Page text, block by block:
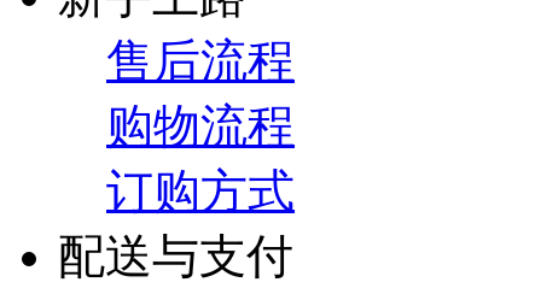
售后流程
购物流程
订购方式
配送与支付